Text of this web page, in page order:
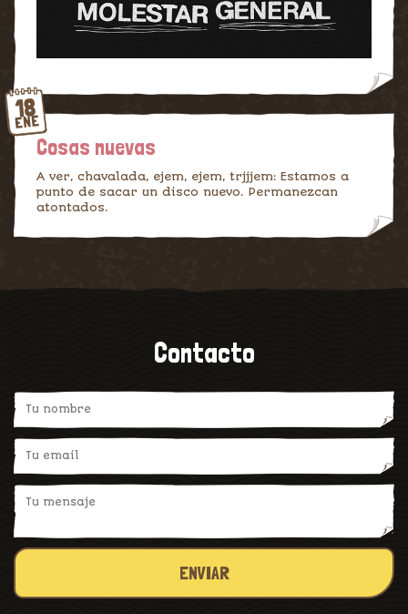
18
ENE
Cosas nuevas
A ver, chavalada, ejem, ejem, trjjjem: Estamos a
punto de sacar un disco nuevo. Permanezcan
atontados.
Contacto
ENVIAR